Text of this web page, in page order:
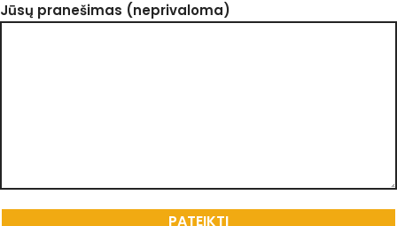
Jūsų pranešimas (neprivaloma)